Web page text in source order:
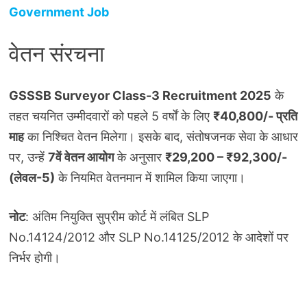
Government Job
वेतन संरचना
GSSSB Surveyor Class-3 Recruitment 2025 के
तहत चयनित उम्मीदवारों को पहले 5 वर्षों के लिए ₹40,800/- प्रति
माहका निश्चित वेतन मिलेगा। इसके बाद, संतोषजनक सेवा के आधार
पर, उन्हें 7वें वेतन आयोगके अनुसार ₹29,200 – ₹92,300/-
(लेवल-5) के नियमित वेतनमान में शामिल किया जाएगा।
नोट: अंतिम नियुक्ति सुप्रीम कोर्ट में लंबित SLP
No.14124/2012 और SLP No.14125/2012 के आदेशों पर
निर्भर होगी।